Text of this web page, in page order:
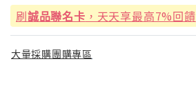
刷誠品聯名卡 ，天天享最高7%回饋
大量採購團購專區